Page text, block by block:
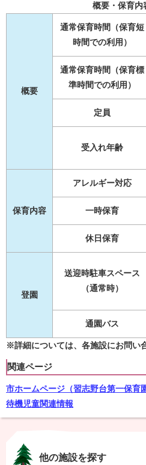
概要・保育内
概要
通常保育時間（保育短
時間での利用）
通常保育時間（保育標
準時間での利用）
定員
受入れ年齢
保育内容
アレルギー対応
一時保育
休日保育
登園
送迎時駐車スペース
（通常時）
通園バス
※詳細については、各施設にお問い
関連ページ
市ホームページ（習志野台第一保育園
待機児童関連情報
他の施設を探す